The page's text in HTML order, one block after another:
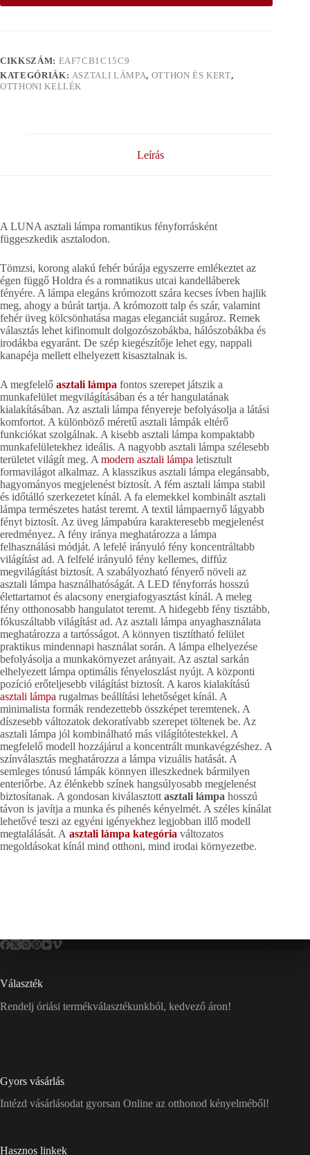
CIKKSZÁM: EAF7CB1C15C9
KATEGÓRIÁK: ASZTALI LÁMPA, OTTHON ÉS KERT,
OTTHONI KELLÉK
Leírás
A LUNA asztali lámpa romantikus fényforrásként
függeszkedik asztalodon.
Tömzsi, korong alakú fehér búrája egyszerre emlékeztet az
égen függő Holdra és a romnatikus utcai kandelláberek
fényére. A lámpa elegáns krómozott szára kecses ívben hajlik
meg, ahogy a búrát tartja. A krómozott talp és szár, valamint
fehér üveg kölcsönhatása magas eleganciát sugároz. Remek
választás lehet kifinomult dolgozószobákba, hálószobákba és
irodákba egyaránt. De szép kiegészítője lehet egy, nappali
kanapéja mellett elhelyezett kisasztalnak is.
A megfelelő asztali lámpa fontos szerepet játszik a
munkafelület megvilágításában és a tér hangulatának
kialakításában. Az asztali lámpa fényereje befolyásolja a látási
komfortot. A különböző méretű asztali lámpák eltérő
funkciókat szolgálnak. A kisebb asztali lámpa kompaktabb
munkafelületekhez ideális. A nagyobb asztali lámpa szélesebb
területet világít meg. Amodern asztali lámpa letisztult
formavilágot alkalmaz. A klasszikus asztali lámpa elegánsabb,
hagyományos megjelenést biztosít. A fém asztali lámpa stabil
és időtálló szerkezetet kínál. A fa elemekkel kombinált asztali
lámpa természetes hatást teremt. A textil lámpaernyő lágyabb
fényt biztosít. Az üveg lámpabúra karakteresebb megjelenést
eredményez. A fény iránya meghatározza a lámpa
felhasználási módját. A lefelé irányuló fény koncentráltabb
világítást ad. A felfelé irányuló fény kellemes, diffúz
megvilágítást biztosít. A szabályozható fényerő növeli az
asztali lámpa használhatóságát. A LED fényforrás hosszú
élettartamot és alacsony energiafogyasztást kínál. A meleg
fény otthonosabb hangulatot teremt. A hidegebb fény tisztább,
fókuszáltabb világítást ad. Az asztali lámpa anyaghasználata
meghatározza a tartósságot. A könnyen tisztítható felület
praktikus mindennapi használat során. A lámpa elhelyezése
befolyásolja a munkakörnyezet arányait. Az asztal sarkán
elhelyezett lámpa optimális fényeloszlást nyújt. A központi
pozíció erőteljesebb világítást biztosít. A karos kialakítású
asztali lámpa rugalmas beállítási lehetőséget kínál. A
minimalista formák rendezettebb összképet teremtenek. A
díszesebb változatok dekoratívabb szerepet töltenek be. Az
asztali lámpa jól kombinálható más világítótestekkel. A
megfelelő modell hozzájárul a koncentrált munkavégzéshez. A
színválasztás meghatározza a lámpa vizuális hatását. A
semleges tónusú lámpák könnyen illeszkednek bármilyen
enteriőrbe. Az élénkebb színek hangsúlyosabb megjelenést
biztosítanak. A gondosan kiválasztottasztali lámpa hosszú
távon is javítja a munka és pihenés kényelmét. A széles kínálat
lehetővé teszi az egyéni igényekhez legjobban illő modell
megtalálását. A asztali lámpa kategória változatos
megoldásokat kínál mind otthoni, mind irodai környezetbe.
Választék
Rendelj óriási termékválasztékunkból, kedvező áron!
Gyors vásárlás
Intézd vásárlásodat gyorsan Online az otthonod kényelméből!
Hasznos linkek